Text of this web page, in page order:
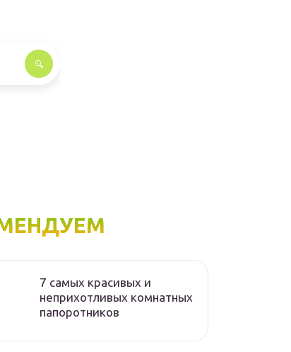
7 самых красивых и
неприхотливых комнатных
папоротников